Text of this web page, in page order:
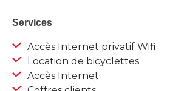
Services
Accès Internet privatif Wifi
Location de bicyclettes
Accès Internet